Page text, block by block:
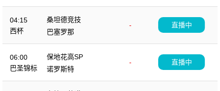
04:15
西杯
桑坦德竞技
-
巴塞罗那
直播中
06:00
巴圣锦标
保地花高SP
-
诺罗斯特
直播中